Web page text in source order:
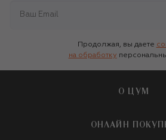
Продолжая, вы даете
на обработку
О ЦУМ
О магазине
ОНЛАЙН